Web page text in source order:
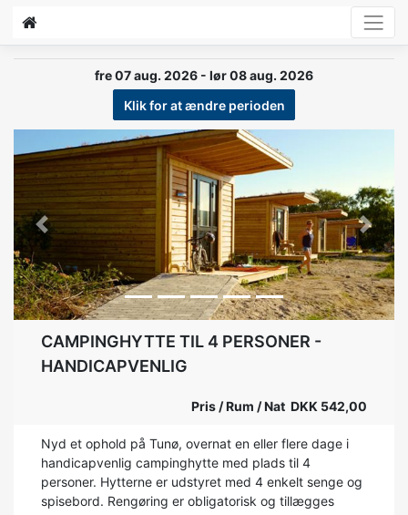
fre 07 aug. 2026 - lør 08 aug. 2026
Klik for at ændre perioden
Previous Next
CAMPINGHYTTE TIL 4 PERSONER -
HANDICAPVENLIG
Pris / Rum / Nat DKK 542,00
Nyd et ophold på Tunø, overnat en eller flere dage i
handicapvenlig campinghytte med plads til 4
personer. Hytterne er udstyret med 4 enkelt senge og
spisebord. Rengøring er obligatorisk og tillægges